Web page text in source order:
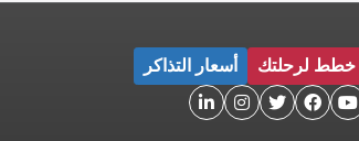
خطط لرحلتك أسعار التذاكر




